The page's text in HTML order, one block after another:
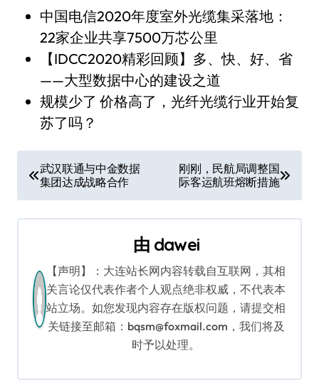
中国电信2020年度室外光缆集采落地：
22家企业共享7500万芯公里
【IDCC2020精彩回顾】多、快、好、省
——大型数据中心的建设之道
规模少了 价格高了，光纤光缆行业开始复
苏了吗？
文
章
导
武汉联通与中金数据
集团达成战略合作
刚刚，民航局调整国
际客运航班熔断措施
由 dawei
【声明】：大连站长网内容转载自互联网，其相
关言论仅代表作者个人观点绝非权威，不代表本
站立场。如您发现内容存在版权问题，请提交相
关链接至邮箱：bqsm@foxmail.com，我们将及
时予以处理。